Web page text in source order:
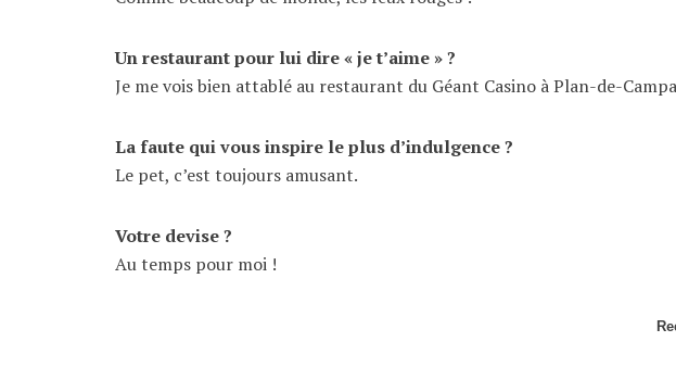
Un restaurant pour lui dire « je t’aime » ?
Je me vois bien attablé au restaurant du Géant Casino à Plan-de-
La faute qui vous inspire le plus d’indulgence ?
Le pet, c’est toujours amusant.
Votre devise ?
Au temps pour moi !